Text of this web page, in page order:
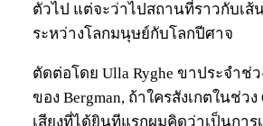
ตัวไป แต่จะว่าไปสถานที่ราวกับเส้
ระหว่างโลกมนุษย์กับโลกปีศาจ
ตัดต่อโดย Ulla Ryghe ขาประจำช่
ของ Bergman, ถ้าใครสังเกตในช่วง
เสียงที่ได้ยินทีแรกผมคิดว่าเป็นการ